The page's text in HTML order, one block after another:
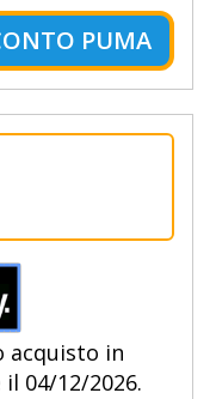
PUMA
acquisto in
04/12/2026.